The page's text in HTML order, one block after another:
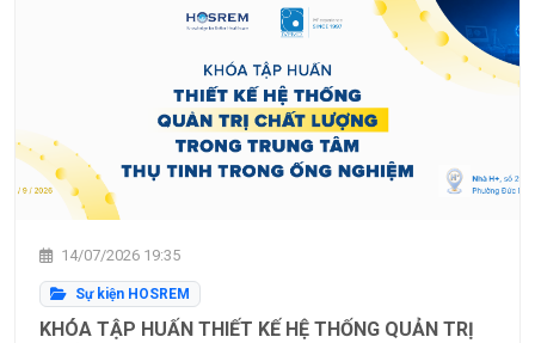
14/07/2026 19:35
Sự kiện HOSREM
KHÓA TẬP HUẤN THIẾT KẾ HỆ THỐNG QUẢN TRỊ